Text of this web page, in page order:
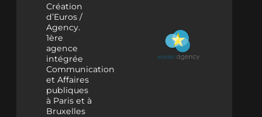
Création
d’Euros /
Agency.
1ère
agence
intégrée
Communication
et Affaires
publiques
à Paris et à
Bruxelles